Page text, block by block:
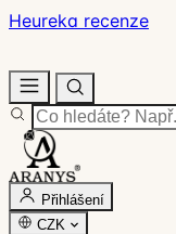
Heureka recenze
Přihlášení
CZK